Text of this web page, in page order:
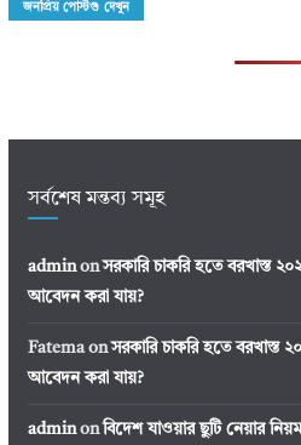
জনপ্রিয় পোস্টগু দেখুন
সর্বশেষ মন্তব্য সমূহ
adminonসরকারি চাকরি হতে বরখাস্ত
আবেদন করা যায়?
Fatemaonসরকারি চাকরি হতে বরখাস্ত
আবেদন করা যায়?
adminonবিদেশ যাওয়ার ছুটি নেয়ার